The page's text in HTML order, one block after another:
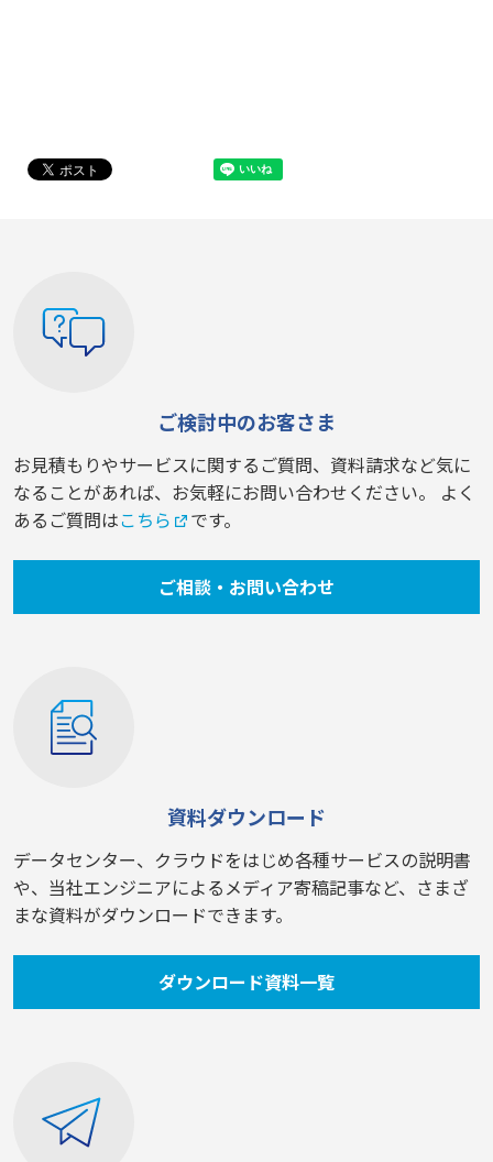
ご検討中のお客さま
お見積もりやサービスに関するご質問、資料請求など気に
なることがあれば、お気軽にお問い合わせください。 よく
あるご質問はこちら です。
ご相談・お問い合わせ
資料ダウンロード
データセンター、クラウドをはじめ各種サービスの説明書
や、当社エンジニアによるメディア寄稿記事など、さまざ
まな資料がダウンロードできます。
ダウンロード資料一覧